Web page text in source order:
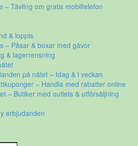
– Tävling om gratis mobiltelefon
& loppis
– Påsar & boxar med gåvor
& lagerrensning
på nätet – Idag & i veckan
– Handla med rabatter online
– Butiker med outlets & utförsäljning
erbjudanden